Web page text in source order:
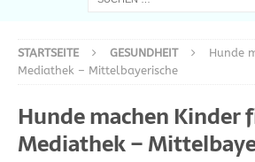
STARTSEITE GESUNDHEIT
Hunde
Mediathek – Mittelbayerische
Hunde machen Kinder
Mediathek –